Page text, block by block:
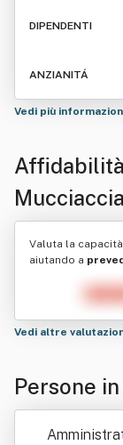
DIPENDENTI
ANZIANITÁ
Vedi più
Valuta la
aiutando a
Vedi altre
Persone